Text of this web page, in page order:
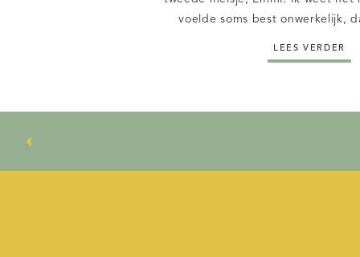
voelde soms best onwerkelijk,
voelde als zo’n enorme zegen
LEES VERDER